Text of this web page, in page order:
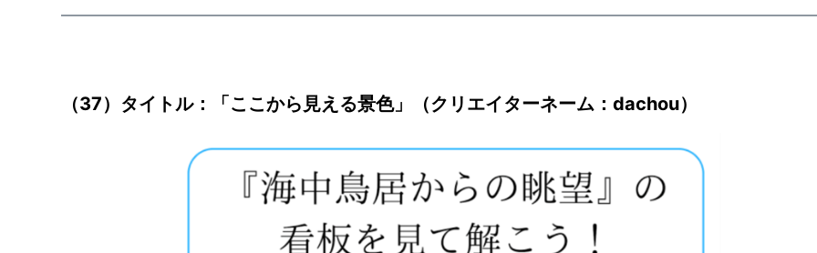
（37）タイトル：「ここから見える景色」（クリエイターネーム：dachou）